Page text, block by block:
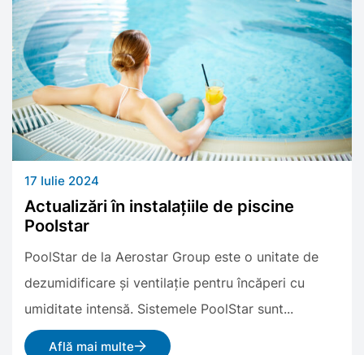
17 Iulie 2024
Actualizări în instalațiile de piscine
Poolstar
PoolStar de la Aerostar Group este o unitate de
dezumidificare și ventilație pentru încăperi cu
umiditate intensă. Sistemele PoolStar sunt...
Află mai multe